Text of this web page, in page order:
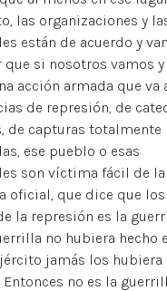
las organizaciones y
están de acuerdo y
que si nosotros vamos y
acción armada que va
de represión, de
de capturas totalmente
ese pueblo o esas
son víctima fácil de la
oficial, que dice que los
la represión es la
no hubiera hecho
jamás los hubiera
no es la